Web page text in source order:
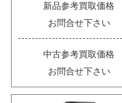
新品参考買取価格
お問合せ下さい
中古参考買取価格
お問合せ下さい